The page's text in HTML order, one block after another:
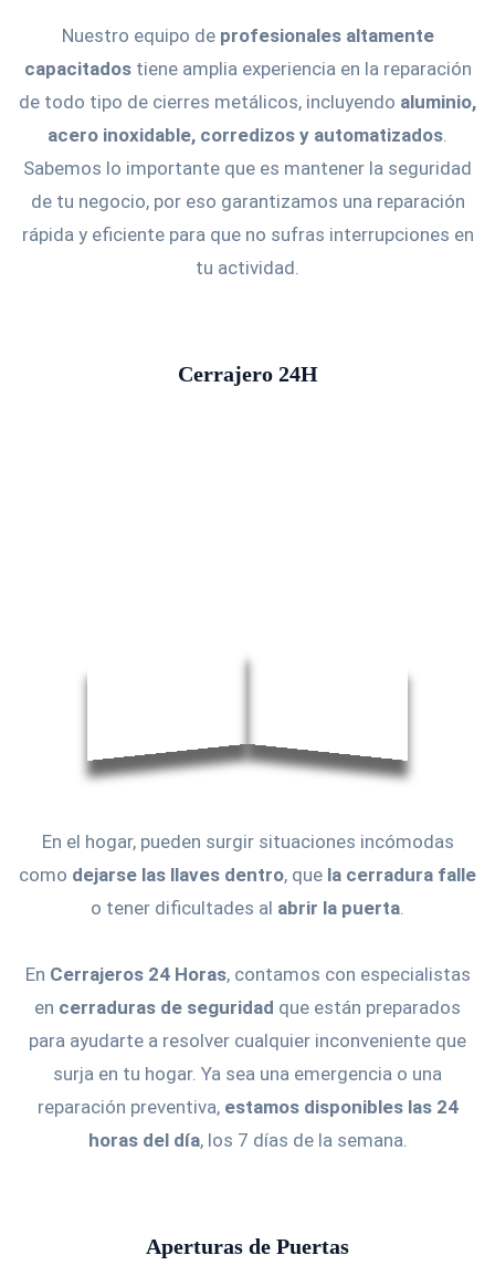
Nuestro equipo de profesionales altamente
capacitadostiene amplia experiencia en la reparación
de todo tipo de cierres metálicos, incluyendo aluminio,
acero inoxidable, corredizos y automatizados.
Sabemos lo importante que es mantener la seguridad
de tu negocio, por eso garantizamos una reparación
rápida y eficiente para que no sufras interrupciones en
tu actividad.
Cerrajero 24H
En el hogar, pueden surgir situaciones incómodas
como dejarse las llaves dentro, que la cerradura falle
o tener dificultades al abrir la puerta.
En Cerrajeros 24 Horas, contamos con especialistas
en cerraduras de seguridad que están preparados
para ayudarte a resolver cualquier inconveniente que
surja en tu hogar. Ya sea una emergencia o una
reparación preventiva, estamos disponibles las 24
horas del día, los 7 días de la semana.
Aperturas de Puertas